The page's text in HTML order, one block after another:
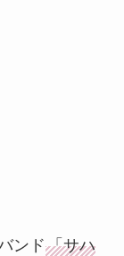
ンド「サハ